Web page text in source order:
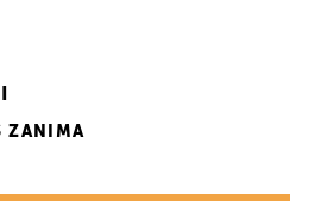
ZANIMA